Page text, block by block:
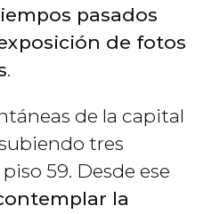
pasados
de fotos
.
de la capital
tres
59. Desde ese
la